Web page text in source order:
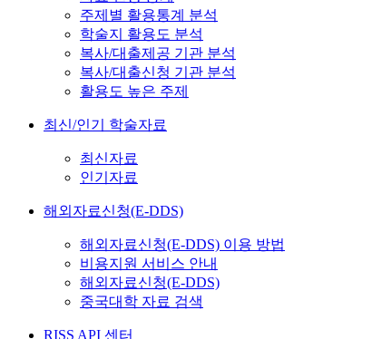
주제별 활용통계 분석
학술지 활용도 분석
복사/대출제공 기관 분석
복사/대출신청 기관 분석
활용도 높은 주제
최신/인기 학술자료
최신자료
인기자료
해외자료신청(E-DDS)
해외자료신청(E-DDS) 이용 방법
비용지원 서비스 안내
해외자료신청(E-DDS)
중국대학 자료 검색
RISS API 센터